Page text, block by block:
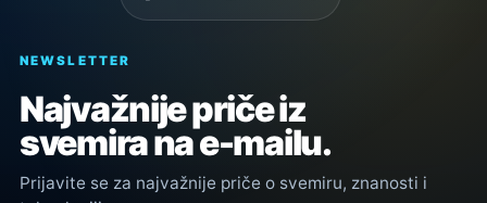
NEWSLETTER
Najvažnije priče iz
svemira na e-mailu.
Prijavite se za najvažnije priče o svemiru, znanosti i